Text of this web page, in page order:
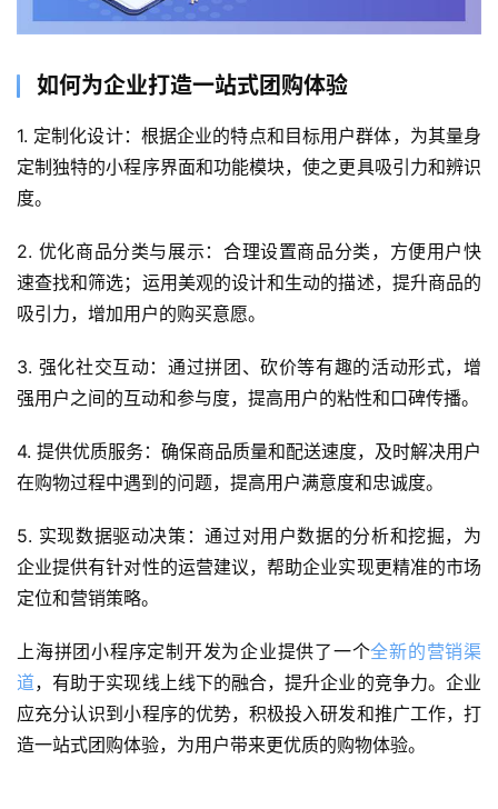
首
页
于
案
服
H
5
发
微
信
开
发
如何为企业打造一站式团购体验
1. 定制化设计：根据企业的特点和目标用户群体，为其量身
定制独特的小程序界面和功能模块，使之更具吸引力和辨识
度。
2. 优化商品分类与展示：合理设置商品分类，方便用户快
速查找和筛选；运用美观的设计和生动的描述，提升商品的
吸引力，增加用户的购买意愿。
3. 强化社交互动：通过拼团、砍价等有趣的活动形式，增
强用户之间的互动和参与度，提高用户的粘性和口碑传播。
4. 提供优质服务：确保商品质量和配送速度，及时解决用户
在购物过程中遇到的问题，提高用户满意度和忠诚度。
5. 实现数据驱动决策：通过对用户数据的分析和挖掘，为
企业提供有针对性的运营建议，帮助企业实现更精准的市场
定位和营销策略。
上海拼团小程序定制开发为企业提供了一个全新的营销渠
道，有助于实现线上线下的融合，提升企业的竞争力。企业
应充分认识到小程序的优势，积极投入研发和推广工作，打
造一站式团购体验，为用户带来更优质的购物体验。